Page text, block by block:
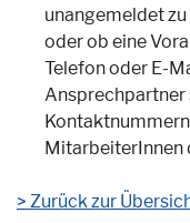
unangemeldet
oder ob eine
Telefon oder E-
Ansprechpartner
MitarbeiterInnen
Zurück zur